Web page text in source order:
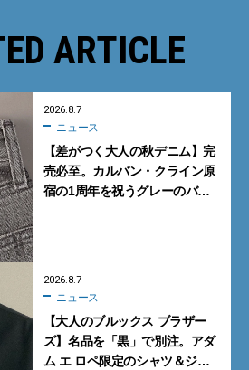
ARTICLE
2026.8.7
ニュース
【差がつく大人の秋デニム】完
売必至。カルバン・クライン原
宿の1周年を祝うグレーのバ
2026.8.7
ニュース
【大人のブルックス ブラザー
ズ】名品を「黒」で別注。アダ
ム エ ロペ限定のシャツ＆ジャ